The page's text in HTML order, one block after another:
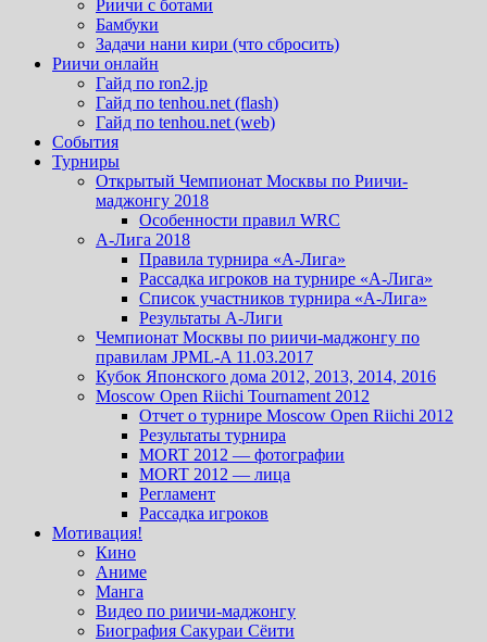
Риичи с ботами
Бамбуки
Задачи нани кири (что сбросить)
Риичи онлайн
Гайд по ron2.jp
Гайд по tenhou.net (flash)
Гайд по tenhou.net (web)
События
Турниры
Открытый Чемпионат Москвы по Риичи-
маджонгу 2018
Особенности правил WRC
А-Лига 2018
Правила турнира «А-Лига»
Рассадка игроков на турнире «А-Лига»
Список участников турнира «А-Лига»
Результаты А-Лиги
Чемпионат Москвы по риичи-маджонгу по
правилам JPML-A 11.03.2017
Кубок Японского дома 2012, 2013, 2014, 2016
Moscow Open Riichi Tournament 2012
Отчет о турнире Moscow Open Riichi 2012
Результаты турнира
MORT 2012 — фотографии
MORT 2012 — лица
Регламент
Рассадка игроков
Мотивация!
Кино
Аниме
Манга
Видео по риичи-маджонгу
Биография Сакураи Сёити